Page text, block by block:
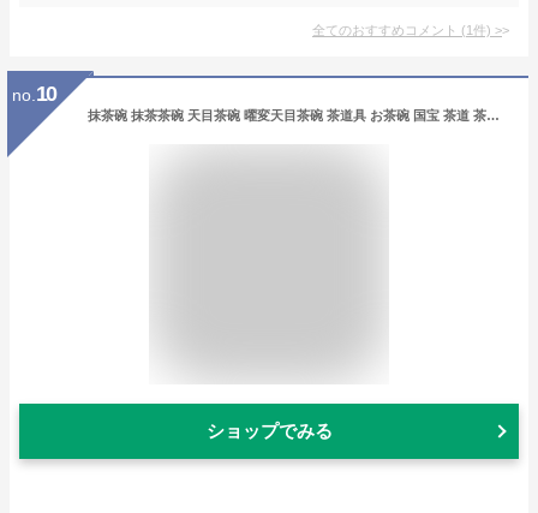
全てのおすすめコメント (1件) >
no. 10
抹茶碗 抹茶茶碗 天目茶碗 曜変天目茶碗 茶道具 お茶碗 国宝 茶道 茶碗 窯変天目茶碗 油滴天目 茶道具 茶器 初心者 酒器 陶芸用品 cw71
ショップでみる